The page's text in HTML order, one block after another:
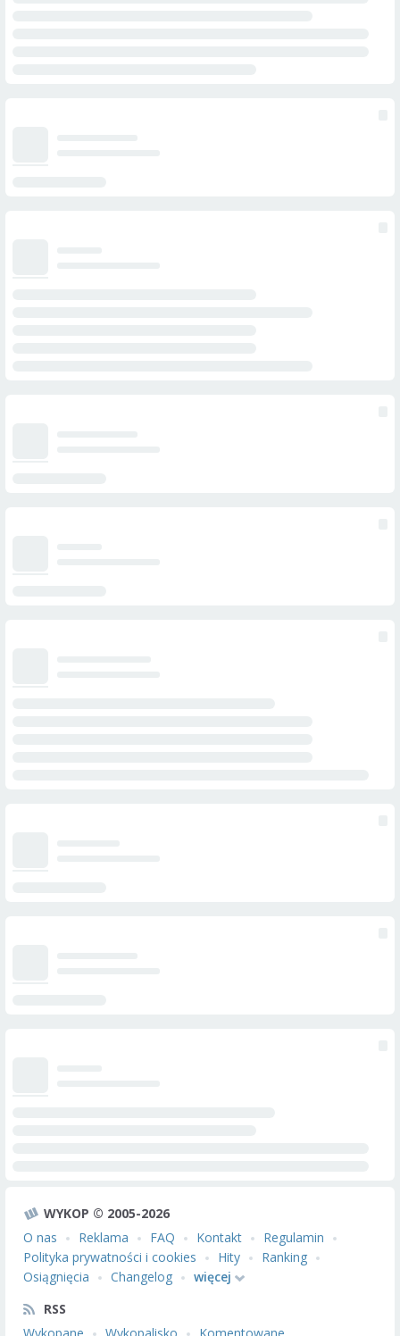
WYKOP © 2005-2026
O nas
Reklama FAQ Kontakt
Regulamin
Polityka prywatności i cookies
Hity
Ranking
Osiągnięcia
Changelog
więcej
RSS